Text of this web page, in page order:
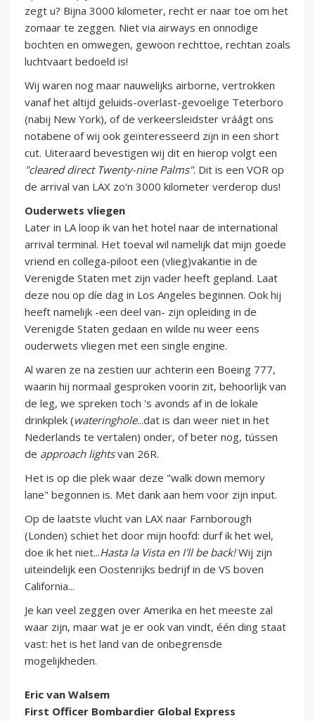
zegt u? Bijna 3000 kilometer, recht er naar toe om het
zomaar te zeggen. Niet via airways en onnodige
bochten en omwegen, gewoon rechttoe, rechtan zoals
luchtvaart bedoeld is!
Wij waren nog maar nauwelijks airborne, vertrokken
vanaf het altijd geluids-overlast-gevoelige Teterboro
(nabij New York), of de verkeersleidster vráágt ons
notabene of wij ook geïnteresseerd zijn in een short
cut. Uiteraard bevestigen wij dit en hierop volgt een
"cleared direct Twenty-nine Palms". Dit is een VOR op
de arrival van LAX zo'n 3000 kilometer verderop dus!
Ouderwets vliegen
Later in LA loop ik van het hotel naar de international
arrival terminal. Het toeval wil namelijk dat mijn goede
vriend en collega-piloot een (vlieg)vakantie in de
Verenigde Staten met zijn vader heeft gepland. Laat
deze nou op díe dag in Los Angeles beginnen. Ook hij
heeft namelijk -een deel van- zijn opleiding in de
Verenigde Staten gedaan en wilde nu weer eens
ouderwets vliegen met een single engine.
Al waren ze na zestien uur achterin een Boeing 777,
waarin hij normaal gesproken voorin zit, behoorlijk van
de leg, we spreken toch 's avonds af in de lokale
drinkplek (wateringhole...dat is dan weer niet in het
Nederlands te vertalen) onder, of beter nog, tússen
de approach lightsvan 26R.
Het is op die plek waar deze "walk down memory
lane" begonnen is. Met dank aan hem voor zijn input.
Op de laatste vlucht van LAX naar Farnborough
(Londen) schiet het door mijn hoofd: durf ik het wel,
doe ik het niet...Hasta la Vista en I'll be back!Wij zijn
uiteindelijk een Oostenrijks bedrijf in de VS boven
California...
Je kan veel zeggen over Amerika en het meeste zal
waar zijn, maar wat je er ook van vindt, één ding staat
vast: het is het land van de onbegrensde
mogelijkheden.
Eric van Walsem
First Officer Bombardier Global Express